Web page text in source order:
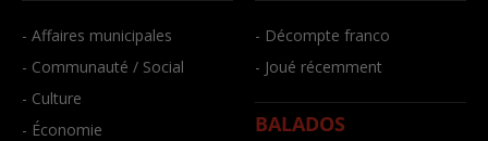
- Affaires municipales
- Communauté / Social
- Culture
- Économie
- Décompte franco
- Joué récemment
BALADOS